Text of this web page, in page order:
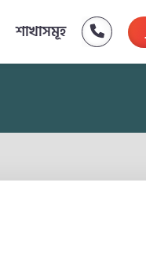
শাখাসমূহ